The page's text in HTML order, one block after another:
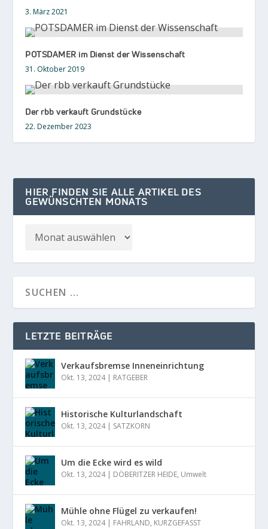
3. März 2021
POTSDAMER im Dienst der Wissenschaft
31. Oktober 2019
Der rbb verkauft Grundstücke
22. Dezember 2023
HIER FINDEN SIE ALLE ARTIKEL DES
GEWÜNSCHTEN MONATS
LETZTE BEITRÄGE
Verkaufsbremse Inneneinrichtung
Okt. 13, 2024| RATGEBER
Historische Kulturlandschaft
Okt. 13, 2024| SATZKORN
Um die Ecke wird es wild
Okt. 13, 2024| DÖBERITZER HEIDE, Umwelt
Mühle ohne Flügel zu verkaufen!
Okt. 13, 2024| FAHRLAND, KURZGEFASST